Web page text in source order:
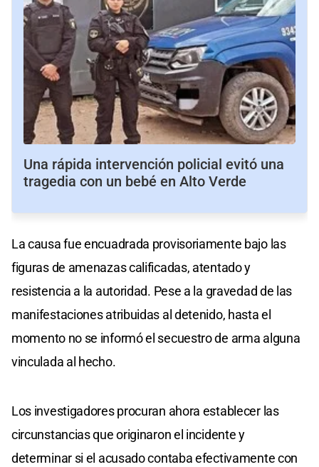
Una rápida intervención policial evitó una
tragedia con un bebé en Alto Verde
La causa fue encuadrada provisoriamente bajo las
figuras de amenazas calificadas, atentado y
resistencia a la autoridad. Pese a la gravedad de las
manifestaciones atribuidas al detenido, hasta el
momento no se informó el secuestro de arma alguna
vinculada al hecho.
Los investigadores procuran ahora establecer las
circunstancias que originaron el incidente y
determinar si el acusado contaba efectivamente con